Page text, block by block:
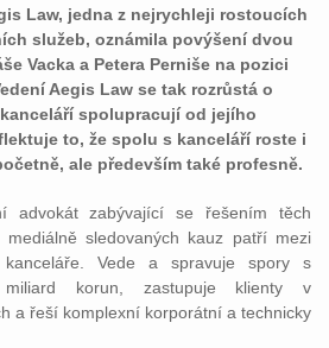
Law, jedna z nejrychleji rostoucích
služeb, oznámila povýšení dvou
Vacka a Petera Perniše na pozici
Aegis Law se tak rozrůstá o
spolupracují od jejího
to, že spolu s kanceláří roste i
ale především také profesně.
advokát zabývající se řešením těch
sledovaných kauz patří mezi
kanceláře. Vede a spravuje spory s
korun, zastupuje klienty v
a řeší komplexní korporátní a technicky